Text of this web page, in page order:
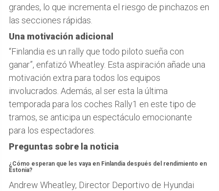
grandes, lo que incrementa el riesgo de pinchazos en
las secciones rápidas.
Una motivación adicional
“Finlandia es un rally que todo piloto sueña con
ganar”, enfatizó Wheatley. Esta aspiración añade una
motivación extra para todos los equipos
involucrados. Además, al ser esta la última
temporada para los coches Rally1 en este tipo de
tramos, se anticipa un espectáculo emocionante
para los espectadores.
Preguntas sobre la noticia
¿Cómo esperan que les vaya en Finlandia después del rendimiento en
Estonia?
Andrew Wheatley, Director Deportivo de Hyundai